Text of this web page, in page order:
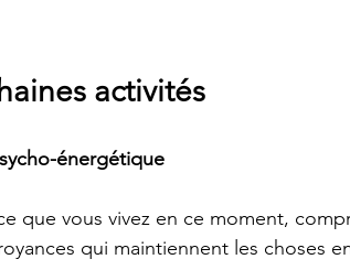
activités
énergétique
que vous vivez en ce moment,
qui maintiennent les choses